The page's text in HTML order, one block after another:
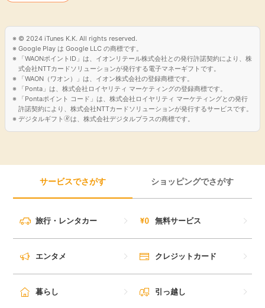
© 2024 iTunes K.K. All rights reserved.
Google Play は Google LLC の商標です。
「WAONポイントID」は、イオンリテール株式会社との発行許諾契約により、株
式会社NTTカードソリューションが発行する電子マネーギフトです。
「WAON（ワオン）」は、イオン株式会社の登録商標です。
「Ponta」は、株式会社ロイヤリティ マーケティングの登録商標です。
「Pontaポイント コード」は、株式会社ロイヤリティ マーケティングとの発行
許諾契約により、株式会社NTTカードソリューションが発行するサービスです。
デジタルギフト🄬は、株式会社デジタルプラスの商標です。
サービスでさがす ショッピングでさがす
旅行・レンタカー 無料サービス
エンタメ クレジットカード
暮らし 引っ越し